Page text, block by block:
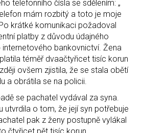
telefonního čísla se sdělením: „
mám rozbitý a toto je moje
krátké komunikaci požadoval
platby z důvodu údajného
internetového bankovnictví. Žena
téměř dvaačtyřicet tisíc korun
ovšem zjistila, že se stala obětí
a obrátila se na policii.
se pachatel vydával za syna.
utvrdila o tom, že její syn potřebuje
pak z ženy postupně vylákal